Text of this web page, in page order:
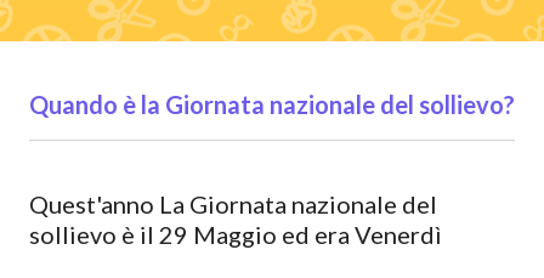
Quando è la Giornata nazionale del sollievo?
Quest'anno La Giornata nazionale del
sollievo è il 29 Maggio ed era Venerdì